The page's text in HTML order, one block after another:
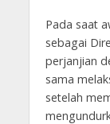
Pada saat
sebagai
perjanjian
sama
setelah